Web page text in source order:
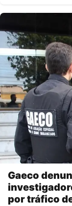
Gaeco
por tráfico